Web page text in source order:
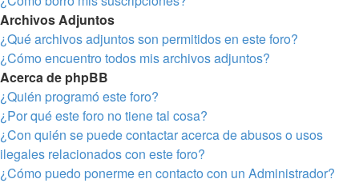
Archivos Adjuntos
¿Qué archivos adjuntos son permitidos en este foro?
¿Cómo encuentro todos mis archivos adjuntos?
Acerca de phpBB
¿Quién programó este foro?
¿Por qué este foro no tiene tal cosa?
¿Con quién se puede contactar acerca de abusos o usos
ilegales relacionados con este foro?
¿Cómo puedo ponerme en contacto con un Administrador?